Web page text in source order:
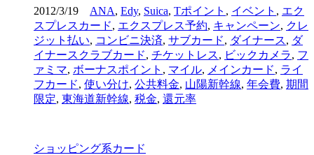
2012/3/19 ANA, Edy, Suica, Tポイント , イベント , エク
スプレスカード, エクスプレス予約, キャンペーン, クレ
ジット払い, コンビニ決済, サブカード, ダイナース, ダ
イナースクラブカード, チケットレス, ビックカメラ, フ
ァミマ, ボーナスポイント , マイル, メインカード, ライ
フカード, 使い分け, 公共料金, 山陽新幹線, 年会費, 期間
限定, 東海道新幹線, 税金, 還元率
ショッピング系カード